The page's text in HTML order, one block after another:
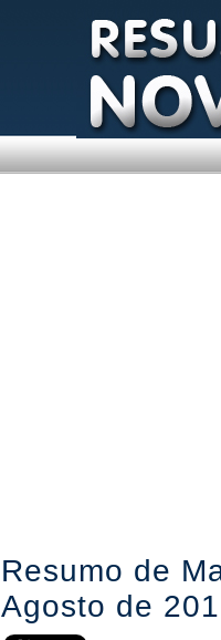
Resumo de
Agosto de